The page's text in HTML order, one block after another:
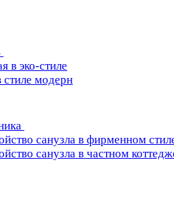
в эко-стиле
стиле модерн
санузла в фирменном
санузла в частном